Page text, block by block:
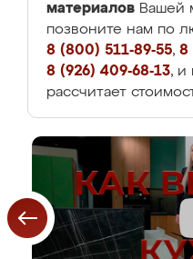
материалов Вашей
позвоните нам по
8 (800) 511-89-55, 8
8 (926) 409-68-13, и
рассчитает